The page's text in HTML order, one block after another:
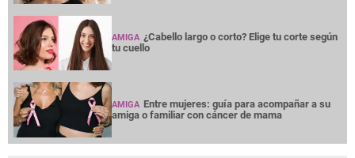
AMIGA ¿Cabello largo o corto? Elige tu corte según
tu cuello
AMIGA Entre mujeres: guía para acompañar a su
amiga o familiar con cáncer de mama